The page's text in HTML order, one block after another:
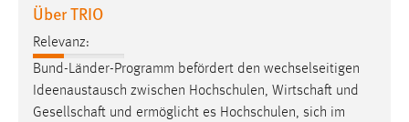
Über TRIO
Relevanz:
Bund-Länder-Programm befördert den wechselseitigen
Ideenaustausch zwischen Hochschulen, Wirtschaft und
Gesellschaft und ermöglicht es Hochschulen, sich im